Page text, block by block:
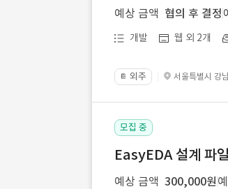
예상 금액 협의 후 결정
개발 웹 외 2개
📔 외주 서울특별시 강
모집 중
EasyEDA 설계 파
예상 금액 300,000원